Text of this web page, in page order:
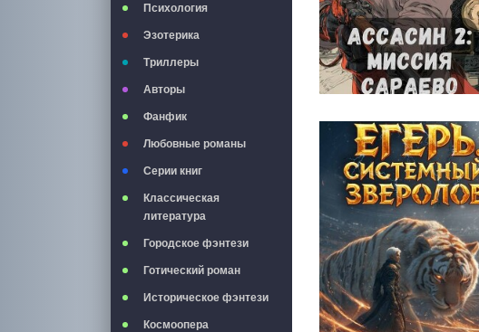
Психология
Эзотерика
Триллеры
Авторы
Фанфик
Любовные романы
Серии книг
Классическая
литература
Городское фэнтези
Готический роман
Историческое фэнтези
Космоопера